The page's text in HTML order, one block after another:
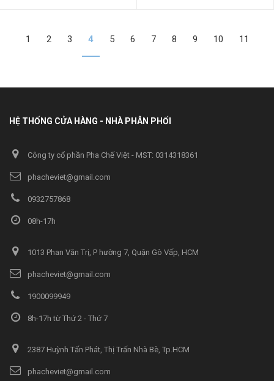
1 2 3 4 5 6 7 8 9 10 11
HỆ THỐNG CỬA HÀNG - NHÀ PHÂN PHỐI
Công ty cổ phần Pha Chế Việt - MST: 0314318361
phacheviet@gmail.com
0932757868
08h-17h
1013 Phan Văn Trị, P hường 7, Quận Gò Vấp, HCM
phacheviet@gmail.com
1900099949
8h-17h từ Thứ 2 - Thứ 7
2387 Huỳnh Tấn Phát, Thị Trấn Nhà Bè, Tp.HCM
phacheviet@gmail.com